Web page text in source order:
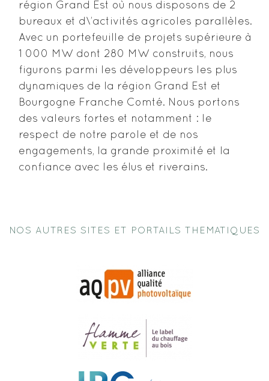
région Grand Est où nous disposons de 2
bureaux et d\’activités agricoles parallèles.
Avec un portefeuille de projets supérieure à
1 000 MW dont 280 MW construits, nous
figurons parmi les développeurs les plus
dynamiques de la région Grand Est et
Bourgogne Franche Comté. Nous portons
des valeurs fortes et notamment : le
respect de notre parole et de nos
engagements, la grande proximité et la
confiance avec les élus et riverains.
NOS AUTRES SITES ET PORTAILS THEMATIQUES